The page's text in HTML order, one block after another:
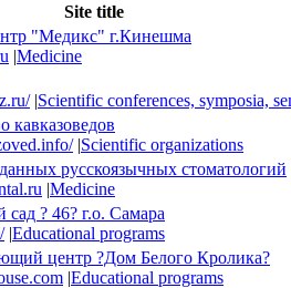
Site title
"Медикс" г.Кинешма
|Medicine
|Scientific conferences, symposia,
кавказоведов
|Scientific organizations
русскоязычных стоматологий
|Medicine
? 46? г.о. Самара
|Educational programs
центр ?Дом Белого Кролика?
|Educational programs